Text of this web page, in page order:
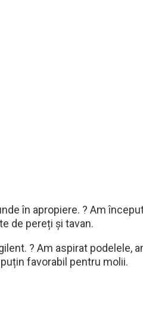
în apropiere. ?️ Am
de pereți și tavan.
? Am aspirat
favorabil pentru molii.